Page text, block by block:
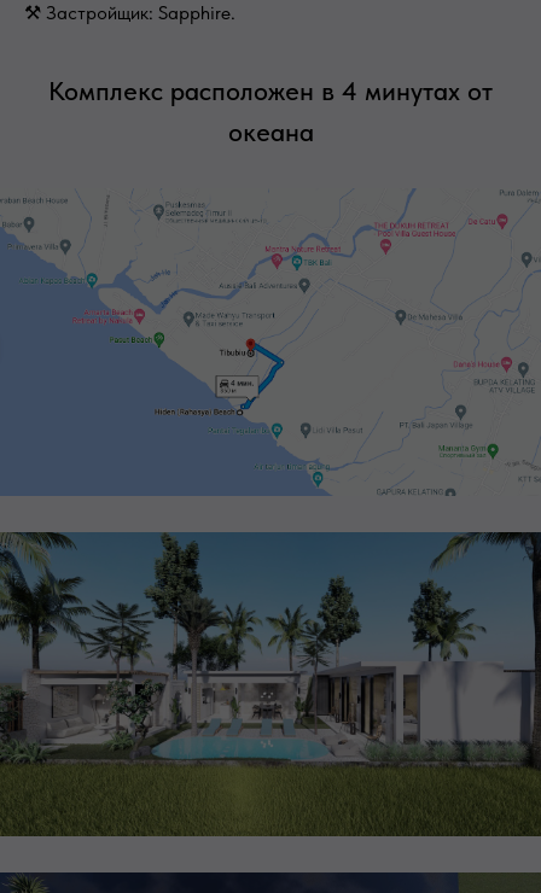
⚒ Застройщик: Sapphire.
Комплекс расположен в 4 минутах от
океана